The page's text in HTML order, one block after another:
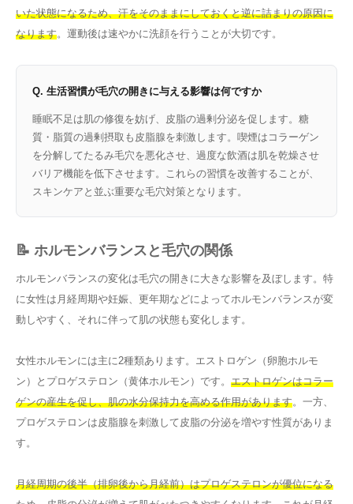
いた状態になるため、汗をそのままにしておくと逆に詰まりの原因に
なります。運動後は速やかに洗顔を行うことが大切です。
Q. 生活習慣が毛穴の開きに与える影響は何ですか
睡眠不足は肌の修復を妨げ、皮脂の過剰分泌を促します。糖
質・脂質の過剰摂取も皮脂腺を刺激します。喫煙はコラーゲン
を分解してたるみ毛穴を悪化させ、過度な飲酒は肌を乾燥させ
バリア機能を低下させます。これらの習慣を改善することが、
スキンケアと並ぶ重要な毛穴対策となります。
📝 ホルモンバランスと毛穴の関係
ホルモンバランスの変化は毛穴の開きに大きな影響を及ぼします。特
に女性は月経周期や妊娠、更年期などによってホルモンバランスが変
動しやすく、それに伴って肌の状態も変化します。
女性ホルモンには主に2種類あります。エストロゲン（卵胞ホルモ
ン）とプロゲステロン（黄体ホルモン）です。 エストロゲンはコラー
ゲンの産生を促し、肌の水分保持力を高める作用があります。一方、
プロゲステロンは皮脂腺を刺激して皮脂の分泌を増やす性質がありま
す。
月経周期の後半（排卵後から月経前）はプロゲステロンが優位になる